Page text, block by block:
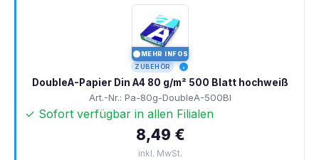
MEHR INFOS
ZUBEHÖR
DoubleA-Papier Din A4 80 g/m² 500 Blatt hochweiß
Art.-Nr.: Pa-80g-DoubleA-500Bl
✓ Sofort verfügbar in allen Filialen
8,49 €
inkl. MwSt.